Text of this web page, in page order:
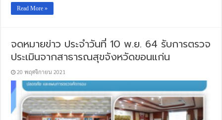
Read More »
จดหมายข่าว ประจำวันที่ 10 พ.ย. 64 รับการตรวจ
ประเมินจากสาธารณสุขจังหวัดขอนแก่น
20 พฤศจิกายน 2021